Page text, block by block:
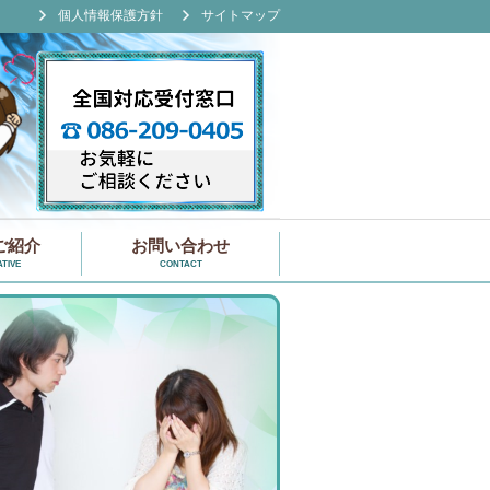
紹介 お問い合わせ
CONTACT
個人情報保護方針 サイトマップ